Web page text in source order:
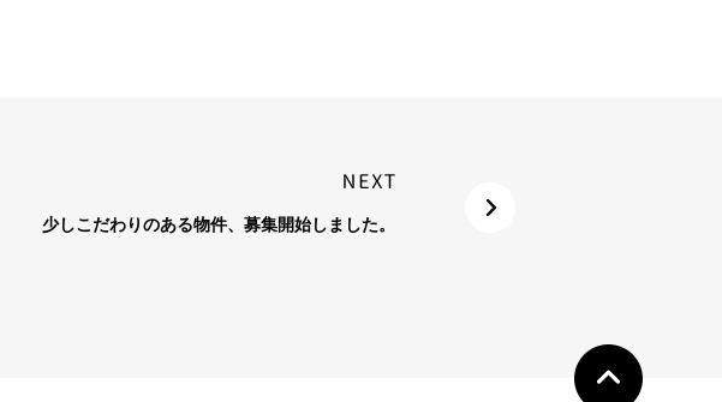
少しこだわりのある物件、募集開始しました。